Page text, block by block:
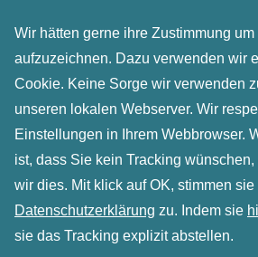
المشورة والوساطة والمرافقة
ENGLISH
SRPSKO-HRVATSKI
Impressum & Datenschutz-Erklärung
Kontakt
Wir hätten gerne ihre Zustimmung
aufzuzeichnen. Dazu verwenden wir
Cookie. Keine Sorge wir verwenden
unseren lokalen Webserver. Wir
Einstellungen in Ihrem Webbrowser.
ist, dass Sie kein Tracking
wir dies. Mit klick auf OK, stimmen sie
Datenschutzerklärung zu. Indem sie
sie das Tracking explizit abstellen.